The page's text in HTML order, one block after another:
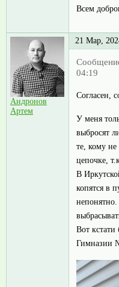
Всем
Андронов
Артем
21 Мар,
04:19
Согласен,
У меня
выбросят
те, кому не
цепочке,
В
копятся в
Вот кстати
Гимназии